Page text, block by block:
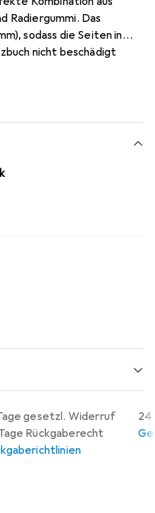
Radiergummi. Das
sodass die Seiten in
nicht beschädigt
keine Krümel.
Alles verpackt in einem
Produkt und ein
für Bücherwürmer.
zu kaufen.
gesetzl. Widerruf
Rückgaberecht
24